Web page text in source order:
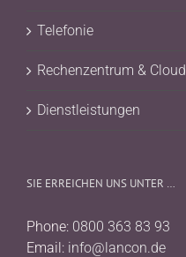
Telefonie
Rechenzentrum & Cloud
Dienstleistungen
SIE ERREICHEN UNS UNTER …
Phone: 0800 363 83 93
Email: info@lancon.de